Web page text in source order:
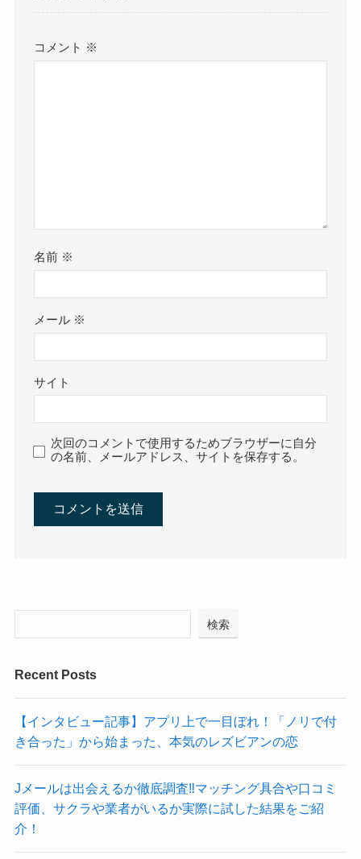
コメント ※
名前 ※
メール ※
サイト
次回のコメントで使用するためブラウザーに自分
の名前、メールアドレス、サイトを保存する。
検索
Recent Posts
【インタビュー記事】アプリ上で一目ぼれ！「ノリで付
き合った」から始まった、本気のレズビアンの恋
Jメールは出会えるか徹底調査‼マッチング具合や口コミ
評価、サクラや業者がいるか実際に試した結果をご紹
介！